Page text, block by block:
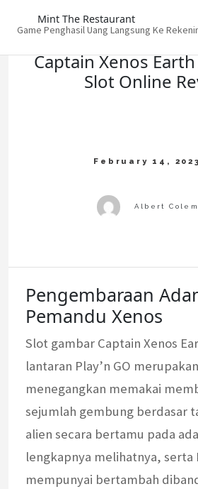
Mint The Restaurant
Game Penghasil Uang Langsung Ke
Captain Xenos
Slot Online
Pengembaraan
Pemandu Xenos
Slot gambar Captain Xenos
lantaran Play’n GO
menegangkan memakai
sejumlah gembung berdasar
alien secara bertamu pada
lengkapnya melihatnya, serta
mempunyai bertambah